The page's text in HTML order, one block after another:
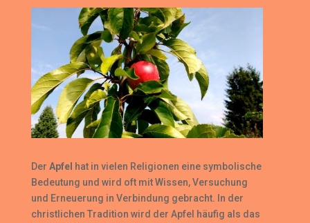
Der Apfel hat in vielen Religionen eine symbolische
Bedeutung und wird oft mit Wissen, Versuchung
und Erneuerung in Verbindung gebracht. In der
christlichen Tradition wird der Apfel häufig als das